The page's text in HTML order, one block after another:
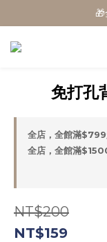
免打孔
全店，全館滿
全店，全館滿
NT$200
NT$159